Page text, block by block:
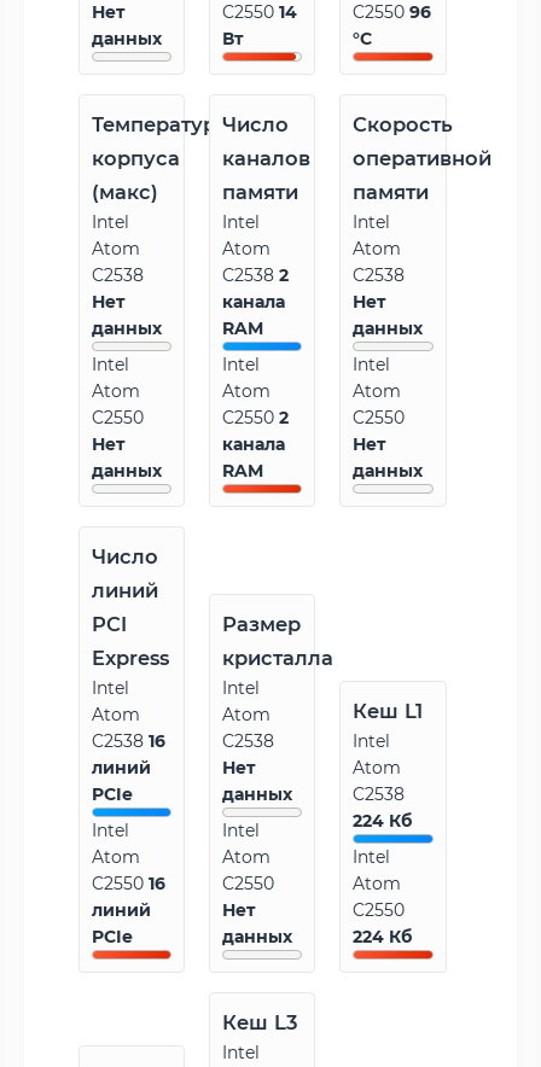
Нет
данных
C255014
Вт
C255096
°C
Температура
корпуса
(макс)
Intel
Atom
C2538
Нет
данных
Intel
Atom
C2550
Нет
данных
Число
каналов
памяти
Intel
Atom
C25382
канала
RAM
Intel
Atom
C25502
канала
RAM
Скорость
оперативной
памяти
Intel
Atom
C2538
Нет
данных
Intel
Atom
C2550
Нет
данных
Число
линий
PCI
Express
Intel
Atom
C2538 16
линий
PCIe
Intel
Atom
C2550 16
линий
PCIe
Размер
кристалла
Intel
Atom
C2538
Нет
данных
Intel
Atom
C2550
Нет
данных
Кеш L1
Intel
Atom
C2538
224 Кб
Intel
Atom
C2550
224 Кб
Кеш L3
Intel